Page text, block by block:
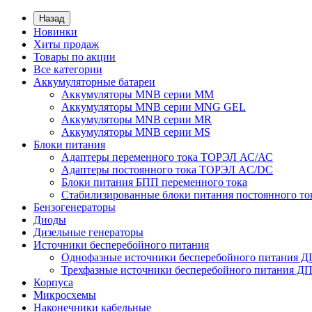
Назад
Новинки
Хиты продаж
Товары по акции
Все категории
Аккумуляторные батареи
Аккумуляторы MNB серии MM
Аккумуляторы MNB серии MNG GEL
Аккумуляторы MNB серии MR
Аккумуляторы MNB серии MS
Блоки питания
Адаптеры переменного тока ТОРЭЛ АС/АС
Адаптеры постоянного тока ТОРЭЛ AC/DC
Блоки питания БПП переменного тока
Стабилизированные блоки питания постоянного
Бензогенераторы
Диоды
Дизельные генераторы
Источники бесперебойного питания
Однофазные источники бесперебойного питания
Трехфазные источники бесперебойного питания
Корпуса
Микросхемы
Наконечники кабельные